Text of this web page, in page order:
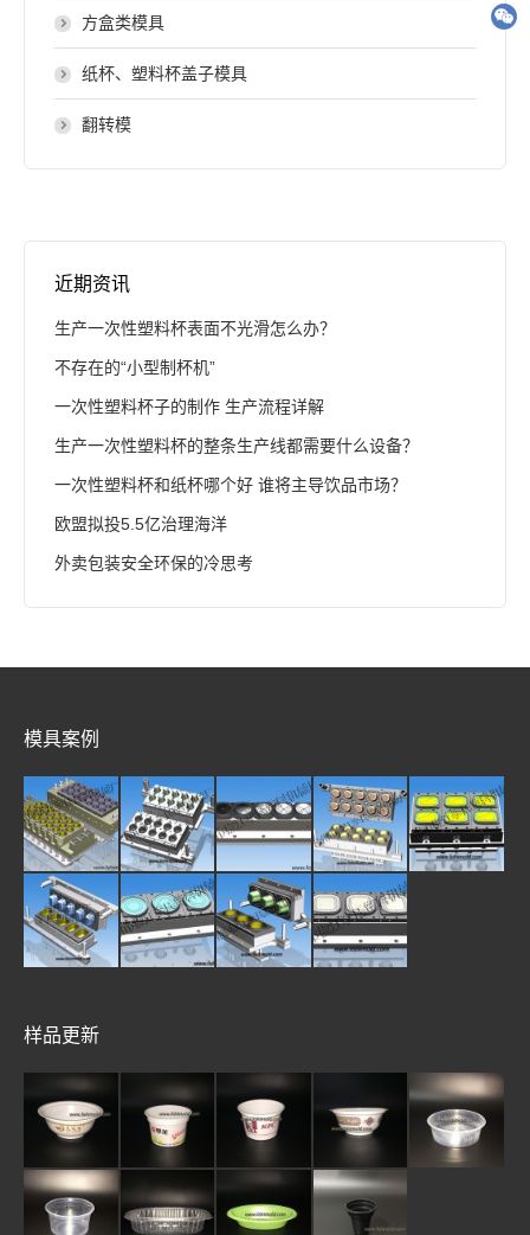
方盒类模具
纸杯、塑料杯盖子模具
翻转模
近期资讯
生产一次性塑料杯表面不光滑怎么办？
不存在的“小型制杯机”
一次性塑料杯子的制作 生产流程详解
生产一次性塑料杯的整条生产线都需要什么设备？
一次性塑料杯和纸杯哪个好 谁将主导饮品市场？
欧盟拟投5.5亿治理海洋
外卖包装安全环保的冷思考
模具案例
样品更新